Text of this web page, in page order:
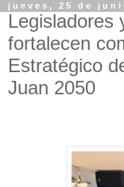
jueves, 25 de
Legisladores
fortalecen
Estratégico
Juan 2050